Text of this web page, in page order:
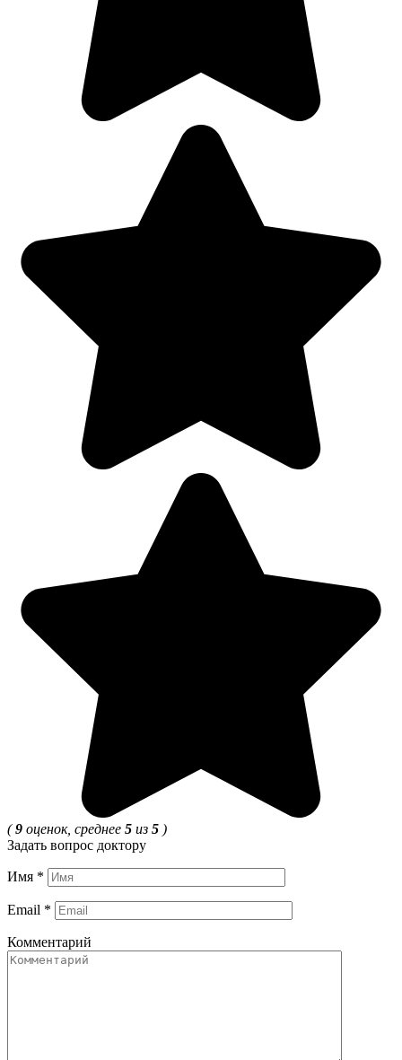
(9 оценок, среднее 5 из 5 )
Задать вопрос доктору
Имя *
Email *
Комментарий